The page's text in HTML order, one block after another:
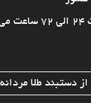
دستبند طلا